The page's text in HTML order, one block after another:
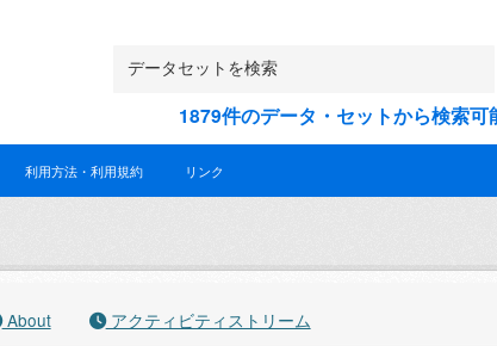
1879件のデータ・セットから検索可
利用方法・利用規約 リンク
About アクティビティストリーム